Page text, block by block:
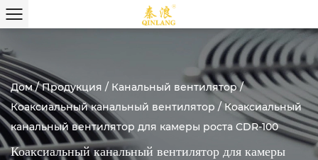
Дом/Продукция / Канальный вентилятор/
Коаксиальный канальный вентилятор / Коаксиальный
канальный вентилятор для камеры роста CDR-100
Коаксиальный канальный вентилятор для камеры